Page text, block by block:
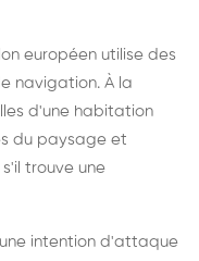
européen utilise des
navigation. À la
d'une habitation
du paysage et
trouve une
intention d'attaque